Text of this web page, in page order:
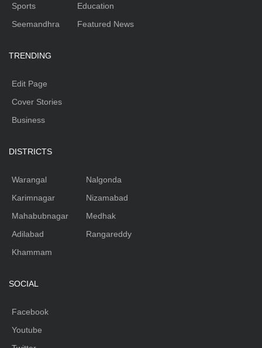
Sports
Seemandhra
Education
Featured News
TRENDING
Edit Page
Cover Stories
Business
DISTRICTS
Warangal
Karimnagar
Mahabubnagar
Adilabad
Khammam
Nalgonda
Nizamabad
Medhak
Rangareddy
SOCIAL
Facebook
Youtube